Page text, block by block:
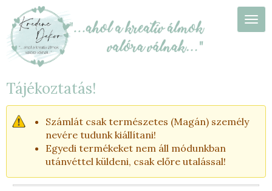
tartalomra
Tájékoztatás!
Számlát csak természetes (Magán) személy
nevére tudunk kiállítani!
Egyedi termékeket nem áll módunkban
utánvéttel küldeni, csak előre utalással!